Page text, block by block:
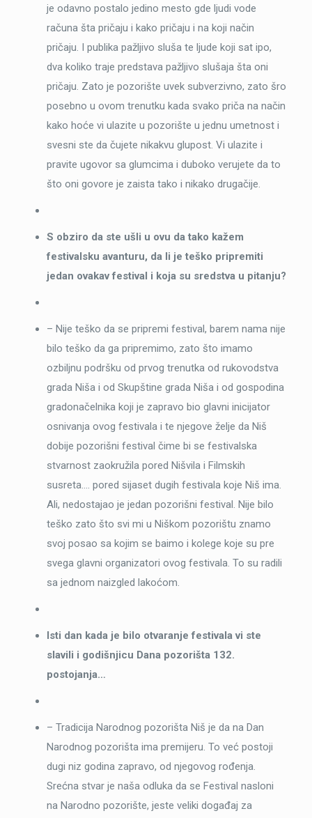
je odavno postalo jedino mesto gde ljudi vode
računa šta pričaju i kako pričaju i na koji način
pričaju. I publika pažljivo sluša te ljude koji sat ipo,
dva koliko traje predstava pažljivo slušaja šta oni
pričaju. Zato je pozorište uvek subverzivno, zato šro
posebno u ovom trenutku kada svako priča na način
kako hoće vi ulazite u pozorište u jednu umetnost i
svesni ste da čujete nikakvu glupost. Vi ulazite i
pravite ugovor sa glumcima i duboko verujete da to
što oni govore je zaista tako i nikako drugačije.
S obziro da ste ušli u ovu da tako kažem
festivalsku avanturu, da li je teško pripremiti
jedan ovakav festival i koja su sredstva u pitanju?
– Nije teško da se pripremi festival, barem nama nije
bilo teško da ga pripremimo, zato što imamo
ozbiljnu podršku od prvog trenutka od rukovodstva
grada Niša i od Skupštine grada Niša i od gospodina
gradonačelnika koji je zapravo bio glavni inicijator
osnivanja ovog festivala i te njegove želje da Niš
dobije pozorišni festival čime bi se festivalska
stvarnost zaokružila pored Nišvila i Filmskih
susreta…. pored sijaset dugih festivala koje Niš ima.
Ali, nedostajao je jedan pozorišni festival. Nije bilo
teško zato što svi mi u Niškom pozorištu znamo
svoj posao sa kojim se baimo i kolege koje su pre
svega glavni organizatori ovog festivala. To su radili
sa jednom naizgled lakoćom.
Isti dan kada je bilo otvaranje festivala vi ste
slavili i godišnjicu Dana pozorišta 132.
postojanja…
– Tradicija Narodnog pozorišta Niš je da na Dan
Narodnog pozorišta ima premijeru. To već postoji
dugi niz godina zapravo, od njegovog rođenja.
Srećna stvar je naša odluka da se Festival nasloni
na Narodno pozorište, jeste veliki događaj za